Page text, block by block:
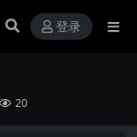
登录
20